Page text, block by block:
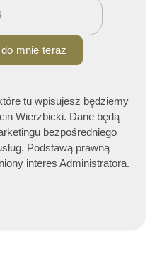
mnie teraz
tu wpisujesz będziemy
Wierzbicki. Dane będą
bezpośredniego
Podstawą prawną
interes Administratora.